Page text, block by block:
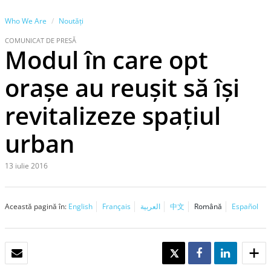
Who We Are Noutăţi
COMUNICAT DE PRESĂ
Modul în care opt
oraşe au reuşit să îşi
revitalizeze spaţiul
urban
13 iulie 2016
Această pagină în: English Français العربية 中文 Română Español
TWEET SHARE SHARE